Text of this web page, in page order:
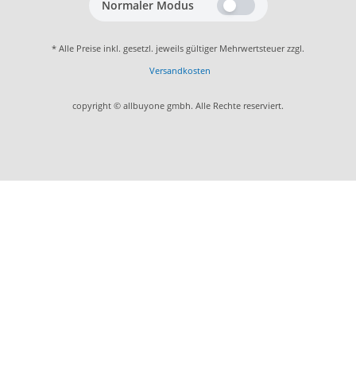
Normaler Modus
* Alle Preise inkl. gesetzl. jeweils gültiger Mehrwertsteuer zzgl.
Versandkosten
copyright © allbuyone gmbh. Alle Rechte reserviert.